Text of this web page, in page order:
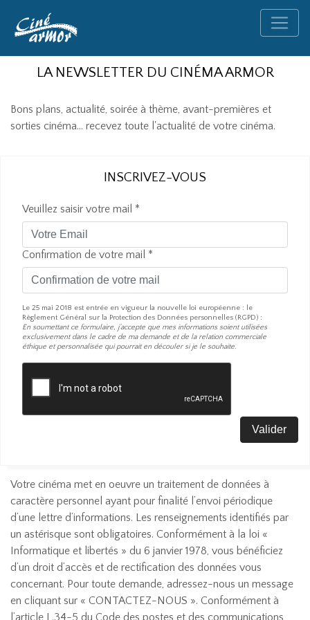
LA NEWSLETTER DU CINÉMA ARMOR
Bons plans, actualité, soirée à thème, avant-premières et
sorties cinéma... recevez toute l'actualité de votre cinéma.
INSCRIVEZ-VOUS
Veuillez saisir votre mail *
Confirmation de votre mail *
Le 25 mai 2018 est entrée en vigueur la nouvelle loi européenne : le
Règlement Général sur la Protection des Données personnelles (RGPD) :
En soumettant ce formulaire, j’accepte que mes informations soient utilisées
exclusivement dans le cadre de ma demande et de la relation commerciale
éthique et personnalisée qui pourrait en découler si je le souhaite.
Votre cinéma met en oeuvre un traitement de données à
caractère personnel ayant pour finalité l’envoi périodique
d’une lettre d’informations. Les renseignements identifiés par
un astérisque sont obligatoires. Conformément à la loi «
Informatique et libertés » du 6 janvier 1978, vous bénéficiez
d’un droit d’accès et de rectification des données vous
concernant. Pour toute demande, adressez-nous un message
en cliquant sur « CONTACTEZ-NOUS ». Conformément à
l’article L.34-5 du Code des postes et des communications